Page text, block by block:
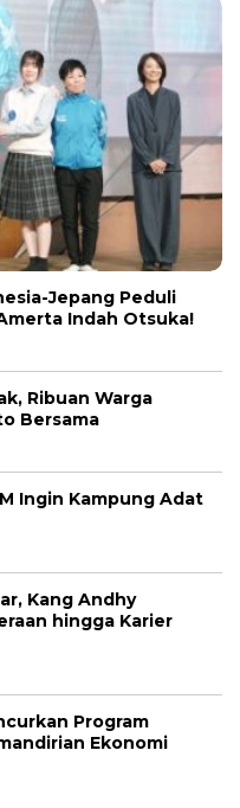
Jepang Peduli
Indah Otsuka!
Ribuan Warga
Bersama
Ingin Kampung Adat
Kang Andhy
hingga Karier
Program
Ekonomi